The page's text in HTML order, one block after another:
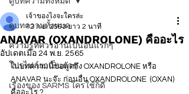
ดูบทความทั้งหมด
ความรู้ที่ควรอ่านเป็นอันแรกๆ
โปรไฟล์ยาเป็นตัวๆ
เรื่องของ SARMS ใครใช้ก็ดี
ANAVAR (OXANDROLONE) คืออะไร
เจ้าของไงจะใครล่ะ
12 ก.ย. 2563 ยาว 2 นาที
อัปเดตเมื่อ 24 พ.ย. 2565
ในบทความนี้ขอพูดถึง OXANDROLONE หรือ
ANAVAR นะจ๊ะ ก่อนอื่น OXANDROLONE  (OXAN)
คืออะไร ?